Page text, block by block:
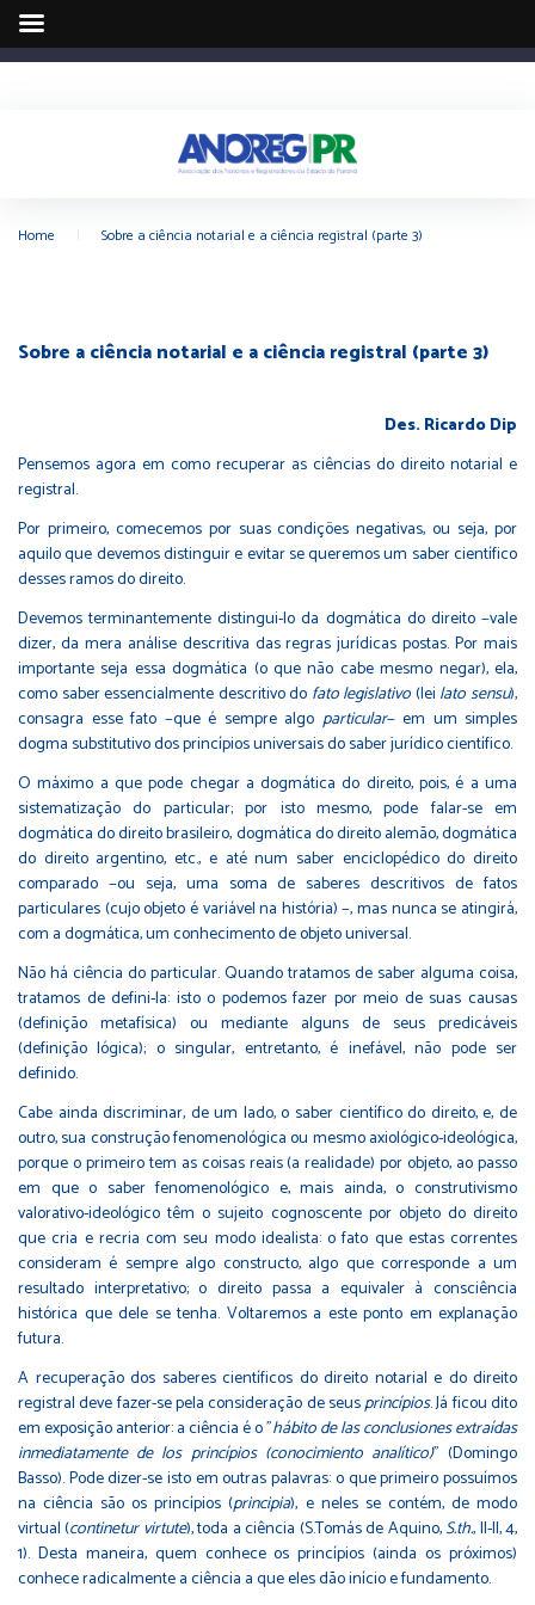
Home Sobre a ciência notarial e a ciência registral (parte 3)
Sobre a ciência notarial e a ciência registral (parte 3)
Des. Ricardo Dip
Pensemos agora em como recuperar as ciências do direito notarial e
registral.
Por primeiro, comecemos por suas condições negativas, ou seja, por
aquilo que devemos distinguir e evitar se queremos um saber científico
desses ramos do direito.
Devemos terminantemente distingui-lo da dogmática do direito −vale
dizer, da mera análise descritiva das regras jurídicas postas. Por mais
importante seja essa dogmática (o que não cabe mesmo negar), ela,
como saber essencialmente descritivo do fato legislativo(lei lato sensu),
consagra esse fato −que é sempre algo particular− em um simples
dogma substitutivo dos princípios universais do saber jurídico científico.
O máximo a que pode chegar a dogmática do direito, pois, é a uma
sistematização do particular; por isto mesmo, pode falar-se em
dogmática do direito brasileiro, dogmática do direito alemão, dogmática
do direito argentino, etc., e até num saber enciclopédico do direito
comparado −ou seja, uma soma de saberes descritivos de fatos
particulares (cujo objeto é variável na história) −, mas nunca se atingirá,
com a dogmática, um conhecimento de objeto universal.
Não há ciência do particular. Quando tratamos de saber alguma coisa,
tratamos de defini-la: isto o podemos fazer por meio de suas causas
(definição metafísica) ou mediante alguns de seus predicáveis
(definição lógica); o singular, entretanto, é inefável, não pode ser
definido.
Cabe ainda discriminar, de um lado, o saber científico do direito, e, de
outro, sua construção fenomenológica ou mesmo axiológico-ideológica,
porque o primeiro tem as coisas reais (a realidade) por objeto, ao passo
em que o saber fenomenológico e, mais ainda, o construtivismo
valorativo-ideológico têm o sujeito cognoscente por objeto do direito
que cria e recria com seu modo idealista: o fato que estas correntes
consideram é sempre algo constructo, algo que corresponde a um
resultado interpretativo; o direito passa a equivaler à consciência
histórica que dele se tenha. Voltaremos a este ponto em explanação
futura.
A recuperação dos saberes científicos do direito notarial e do direito
registral deve fazer-se pela consideração de seusprincípios. Já ficou dito
em exposição anterior: a ciência é o "hábito de las conclusiones extraídas
inmediatamente de los princípios (conocimiento analítico)" (Domingo
Basso). Pode dizer-se isto em outras palavras: o que primeiro possuímos
na ciência são os princípios (principia), e neles se contém, de modo
virtual (continetur virtute), toda a ciência (S.Tomás de Aquino,S.th., II-II, 4,
1). Desta maneira, quem conhece os princípios (ainda os próximos)
conhece radicalmente a ciência a que eles dão início e fundamento.